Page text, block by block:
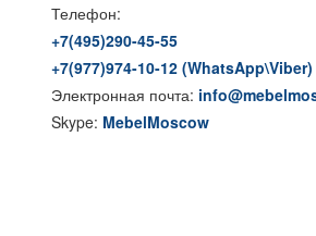
Телефон:
+7(495)290-45-55
+7(977)974-10-12 (WhatsApp\Viber)
Электронная почта:
Skype: MebelMoscow